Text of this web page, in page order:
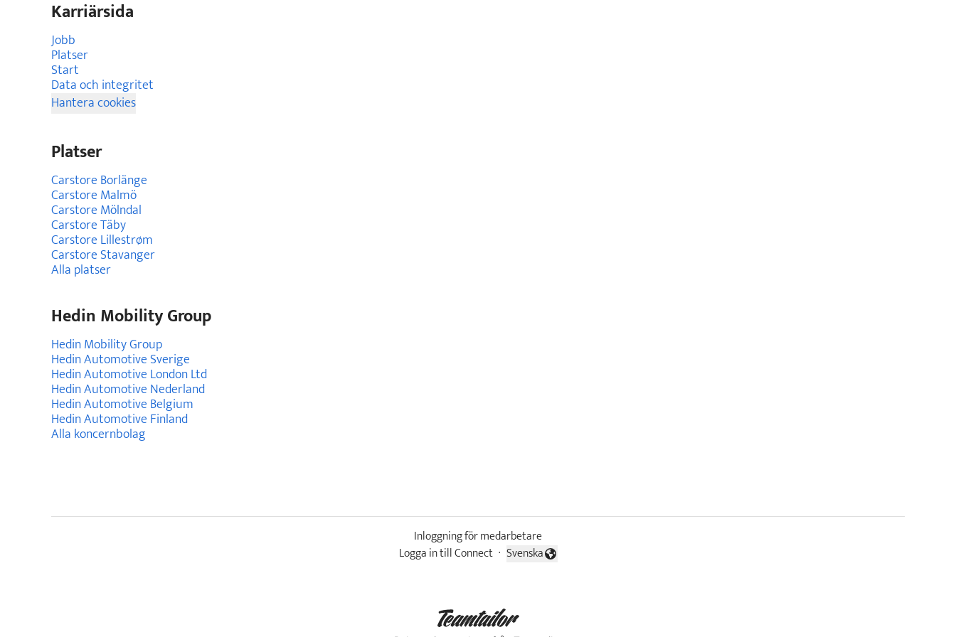
Karriärsida
Jobb
Platser
Start
Data och integritet
Hantera cookies
Platser
Carstore Borlänge
Carstore Malmö
Carstore Mölndal
Carstore Täby
Carstore Lillestrøm
Carstore Stavanger
Alla platser
Hedin Mobility Group
Hedin Mobility Group
Hedin Automotive Sverige
Hedin Automotive London Ltd
Hedin Automotive Nederland
Hedin Automotive Belgium
Hedin Automotive Finland
Alla koncernbolag
Inloggning för medarbetare
Logga in till Connect · Byt språk
Svenska